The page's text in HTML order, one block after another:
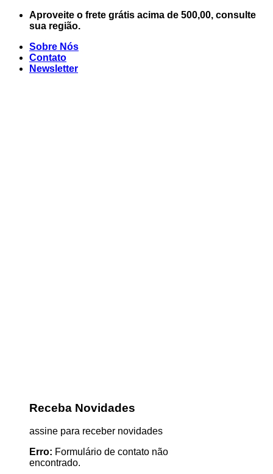
Skip
Aproveite o frete grátis acima de 500,00, consulte
sua região.
Sobre Nós
Contato
Newsletter
Receba Novidades
assine para receber novidades
Erro: Formulário de contato não
encontrado.